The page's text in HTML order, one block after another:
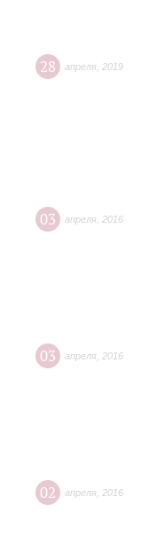
28 апреля 2019
03 апреля 2016
03 апреля 2016
02 апреля 2016